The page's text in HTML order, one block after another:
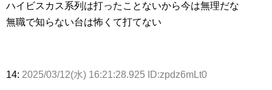
ハイビスカス系列は打ったことないから今は無理だな
無職で知らない台は怖くて打てない
14: 2025/03/12(水) 16:21:28.925 ID:zpdz6mLt0